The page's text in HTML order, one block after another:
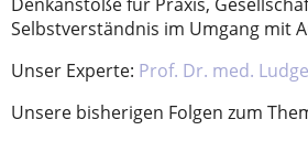
Selbstverständnis im Umgang mit
Unser Experte: Prof. Dr. med.
Unsere bisherigen Folgen zum